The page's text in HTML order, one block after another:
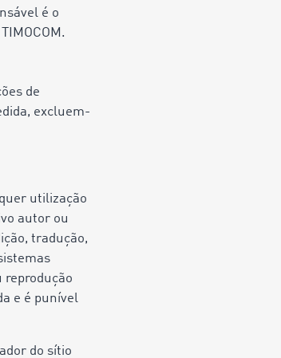
é o
de
excluem-
utilização
autor ou
tradução,
reprodução
e é punível
do sítio